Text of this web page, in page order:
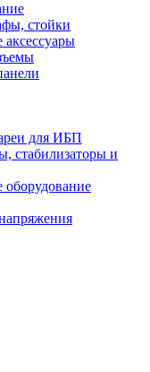
стойки
для ИБП
стабилизаторы и
оборудование